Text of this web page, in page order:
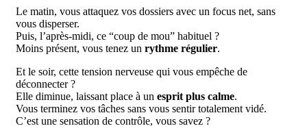
Le matin, vous attaquez vos dossiers avec un focus net, sans
vous disperser.
Puis, l’après-midi, ce “coup de mou” habituel ?
Moins présent, vous tenez un rythme régulier.
Et le soir, cette tension nerveuse qui vous empêche de
déconnecter ?
Elle diminue, laissant place à un esprit plus calme.
Vous terminez vos tâches sans vous sentir totalement vidé.
C’est une sensation de contrôle, vous savez ?